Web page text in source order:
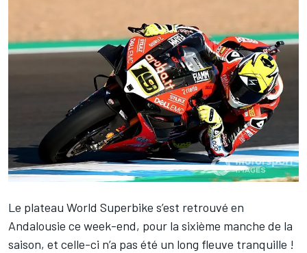
Le plateau World Superbike s’est retrouvé en
Andalousie ce week-end, pour la sixième manche de la
saison, et celle-ci n’a pas été un long fleuve tranquille !